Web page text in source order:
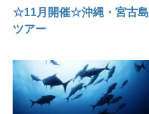
☆11月開催☆沖縄・宮古島
ツアー